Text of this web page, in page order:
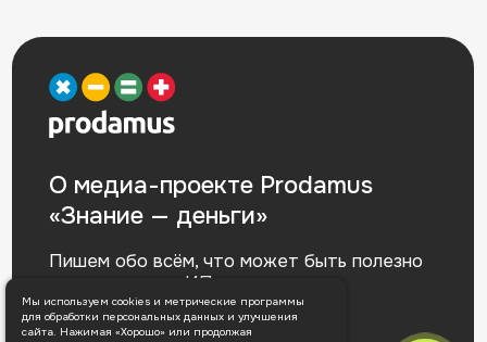
Мы используем cookies и метрические программы
для обработки персональных данных и улучшения
сайта. Нажимая «Хорошо» или продолжая